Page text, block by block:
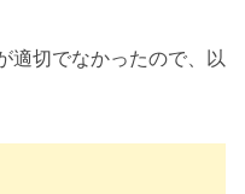
適切でなかったので、以